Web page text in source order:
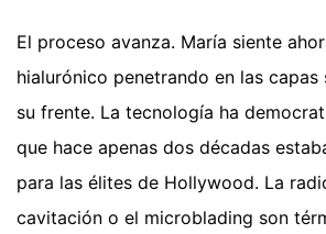
El proceso avanza. María siente
hialurónico penetrando en las
su frente. La tecnología ha
que hace apenas dos décadas
para las élites de Hollywood. La
cavitación o el microblading son